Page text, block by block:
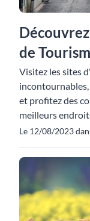
de
Visitez les sites
et profitez des
meilleurs
Le 12/08/2023